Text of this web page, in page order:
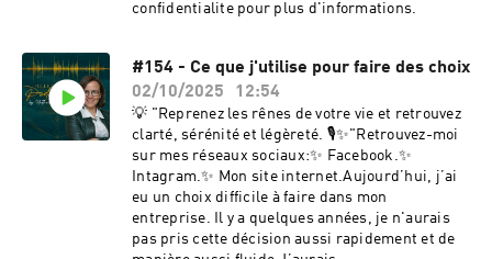
confidentialite pour plus d'informations.
#154 - Ce que j'utilise pour faire des choix
02/10/2025
12:54
💡 "Reprenez les rênes de votre vie et retrouvez
clarté, sérénité et légèreté. 🎙️✨"Retrouvez-moi
sur mes réseaux sociaux:✨ Facebook.✨
Intagram.✨ Mon site internet.Aujourd’hui, j’ai
eu un choix difficile à faire dans mon
entreprise. Il y a quelques années, je n'aurais
pas pris cette décision aussi rapidement et de